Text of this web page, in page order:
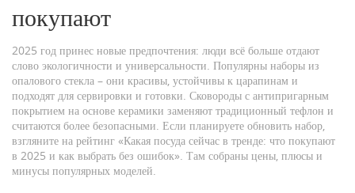
покупают
2025 год принес новые предпочтения: люди всё больше отдают
слово экологичности и универсальности. Популярны наборы из
опалового стекла – они красивы, устойчивы к царапинам и
подходят для сервировки и готовки. Сковороды с антипригарным
покрытием на основе керамики заменяют традиционный тефлон и
считаются более безопасными. Если планируете обновить набор,
взгляните на рейтинг «Какая посуда сейчас в тренде: что покупают
в 2025 и как выбрать без ошибок». Там собраны цены, плюсы и
минусы популярных моделей.